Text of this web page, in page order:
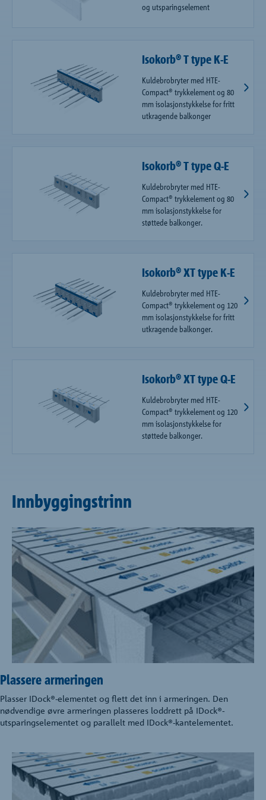
og utsparingselement
Isokorb® T type K-E
Kuldebrobryter med HTE-
Compact® trykkelement og 80
mm isolasjonstykkelse for fritt
utkragende balkonger
Isokorb® T type Q-E
Kuldebrobryter med HTE-
Compact® trykkelement og 80
mm isolasjonstykkelse for
støttede balkonger.
Isokorb® XT type K-E
Kuldebrobryter med HTE-
Compact® trykkelement og 120
mm isolasjonstykkelse for fritt
utkragende balkonger.
Isokorb® XT type Q-E
Kuldebrobryter med HTE-
Compact® trykkelement og 120
mm isolasjonstykkelse for
støttede balkonger.
Innbyggingstrinn
Plassere armeringen
Plasser IDock®-elementet og flett det inn i armeringen. Den
nødvendige øvre armeringen plasseres loddrett på IDock®-
utsparingselementet og parallelt med IDock®-kantelementet.